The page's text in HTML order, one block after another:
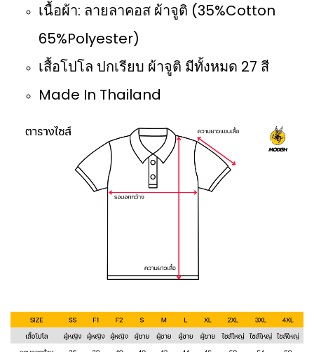
เนื้อผ้า: ลายลาคอส ผ้าจูติ (35%Cotton
65%Polyester)
เสื้อโปโล ปกเรียบ ผ้าจูติ มีทั้งหมด 27 สี
Made In Thailand